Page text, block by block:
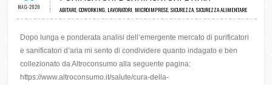
MAG-2020 ABITARE,COWORKING, LAVORATORI, MICROIMPRESE,SICUREZZA,SICUREZZA ALIMENTARE
Dopo lunga e ponderata analisi dell’emergente mercato di purificatori
e sanificatori d’aria mi sento di condividere quanto indagato e ben
collezionato da Altroconsumo alla seguente pagina:
https://www.altroconsumo.it/salute/cura-della-